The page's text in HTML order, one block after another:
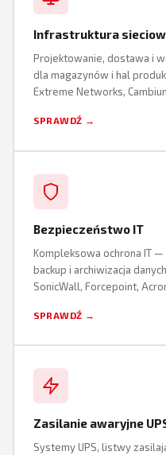
Infrastruktura
Projektowanie, dostawa i
dla magazynów i hal
Extreme Networks,
SPRAWDŹ →
Bezpieczeństwo IT
Kompleksowa ochrona IT —
backup i archiwizacja
SonicWall, Forcepoint,
SPRAWDŹ →
Zasilanie awaryjne
Systemy UPS, listwy